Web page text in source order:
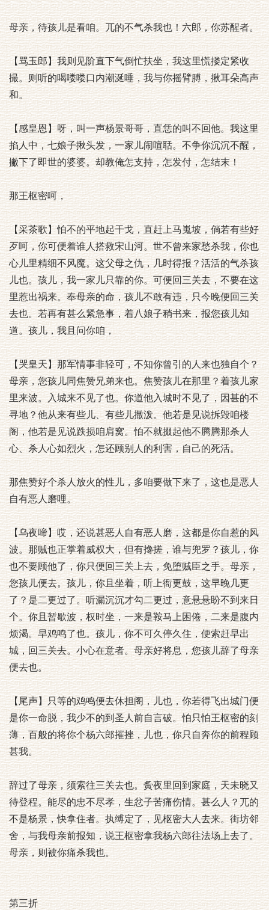
母亲，待孩儿是看咱。兀的不气杀我也！六郎，你苏醒者。
【骂玉郎】我则见阶直下气倒忙扶坐，我这里慌搂定紧收
撮。则听的喝喽喽口内潮涎唾，我与你摇臂膊，揪耳朵高声
和。
【感皇恩】呀，叫一声杨景哥哥，直恁的叫不回他。我这里
掐人中，七娘子揪头发，一家儿闹喧聒。不争你沉沉不醒，
撇下了即世的婆婆。却教俺怎支持，怎发付，怎结末！
那王枢密呵，
【采茶歌】怕不的平地起干戈，直赶上马嵬坡，倘若有些好
歹呵，你可便着谁人搭救宋山河。世不曾来家愁杀我，你也
心儿里精细不风魔。这父母之仇，几时得报？活活的气杀孩
儿也。孩儿，我一家儿只靠的你。可便回三关去，不要在这
里惹出祸来。奉母亲的命，孩儿不敢有违，只今晚便回三关
去也。若再有甚么紧急事，着八娘子稍书来，报您孩儿知
道。孩儿，我且问你咱，
【哭皇天】那军情事非轻可，不知你曾引的人来也独自个？
母亲，您孩儿同焦赞兄弟来也。焦赞孩儿在那里？着孩儿家
里来波。入城来不见了也。你道他入城时不见了，因甚的不
寻地？他从来有些儿、有些儿撒泼。他若是见说拆毁咱楼
阁，他若是见说跌损咱肩窝。怕不就掇起他不腾腾那杀人
心、杀人心如烈火，怎还顾别人的利害，自己的死活。
那焦赞好个杀人放火的性儿，多咱要做下来了，这也是恶人
自有恶人磨哩。
【乌夜啼】哎，还说甚恶人自有恶人磨，这都是你自惹的风
波。那贼也正掌着威权大，但有搀搓，谁与兜罗？孩儿，你
也不要顾他了，你只便回三关上去，免堕贼臣之手。母亲，
您孩儿便去。孩儿，你且坐着，听上衙更鼓，这早晚几更
了？是二更过了。听漏沉沉才勾二更过，意悬悬盼不到来日
个。你且暂歇波，权时坐，一来是鞍马上困倦，二来是腹内
烦渴。早鸡鸣了也。孩儿，你不可久停久住，便索赶早出
城，回三关去。小心在意者。母亲好将息，您孩儿辞了母亲
便去也。
【尾声】只等的鸡鸣便去休担阁，儿也，你若得飞出城门便
是你一命脱，我少不的到圣人前自言破。怕只怕王枢密的刻
薄，百般的将你个杨六郎摧挫，儿也，你只自奔你的前程顾
甚我。
辞过了母亲，须索往三关去也。夤夜里回到家庭，天未晓又
待登程。能尽的忠不尽孝，生忿子苦痛伤情。甚么人？兀的
不是杨景，快拿住者。执缚定了，见枢密大人去来。街坊邻
舍，与我母亲前报知，说王枢密拿我杨六郎往法场上去了。
母亲，则被你痛杀我也。
第三折